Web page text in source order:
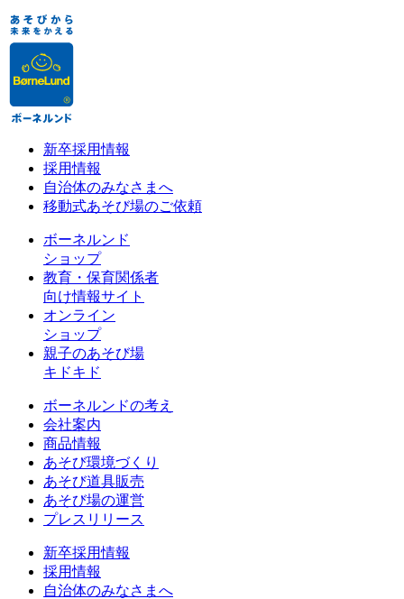
新卒採用情報
採用情報
自治体のみなさまへ
移動式あそび場のご依頼
ボーネルンド
ショップ
教育・保育関係者
向け情報サイト
オンライン
ショップ
親子のあそび場
キドキド
ボーネルンドの考え
会社案内
商品情報
あそび環境づくり
あそび道具販売
あそび場の運営
プレスリリース
新卒採用情報
採用情報
自治体のみなさまへ